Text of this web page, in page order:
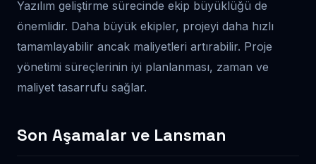
Yazılım geliştirme sürecinde ekip büyüklüğü de
önemlidir. Daha büyük ekipler, projeyi daha hızlı
tamamlayabilir ancak maliyetleri artırabilir. Proje
yönetimi süreçlerinin iyi planlanması, zaman ve
maliyet tasarrufu sağlar.
Son Aşamalar ve Lansman